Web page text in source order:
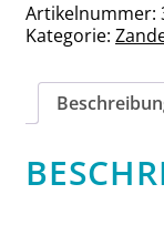
Piggy
Menge
Artikelnummer:
Kategorie: